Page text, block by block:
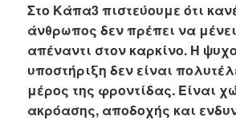
Στο Κάπα3 πιστεύουμε ότι
άνθρωπος δεν πρέπει να
απέναντι στον καρκίνο. Η
υποστήριξη δεν είναι
μέρος της φροντίδας. Είναι
ακρόασης, αποδοχής και